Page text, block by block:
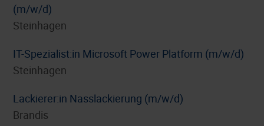
(m/w/d)
Steinhagen
IT-Spezialist:in Microsoft Power Platform (m/w/d)
Steinhagen
Lackierer:in Nasslackierung (m/w/d)
Brandis